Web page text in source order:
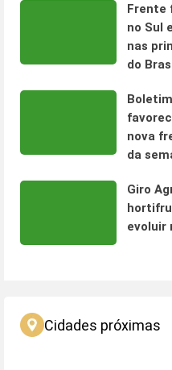
Frente
no Sul
nas
do
nova
da
Giro
evoluir
Cidades próximas